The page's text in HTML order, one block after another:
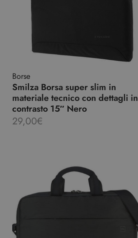
Borse
Smilza Borsa super slim in
materiale tecnico con dettagli in
contrasto 15″ Nero
29,00€